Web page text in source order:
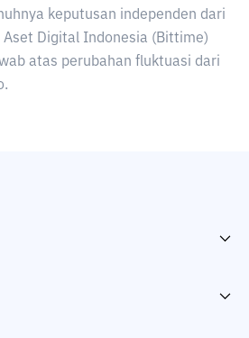
keputusan independen dari
Aset Digital Indonesia (Bittime)
atas perubahan fluktuasi dari